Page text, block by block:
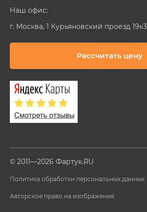
Наш офис:
г. Москва, 1 Курьяновский проезд 19к3
Рассчитать цену
© 2011—2026 Фартук.RU
Политика обработки персональных данных
Авторское право на изображения